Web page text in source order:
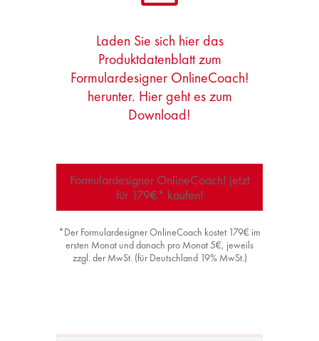
Laden Sie sich hier das
Produktdatenblatt zum
Formulardesigner OnlineCoach!
herunter. Hier geht es zum
Download!
Formulardesigner OnlineCoach! jetzt
für 179€* kaufen!
*Der Formulardesigner OnlineCoach kostet 179€ im
ersten Monat und danach pro Monat 5€, jeweils
zzgl. der MwSt. (für Deutschland 19% MwSt.)